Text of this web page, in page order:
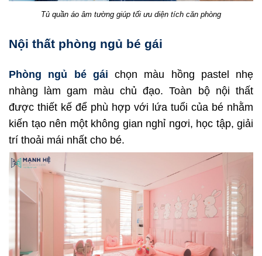
Tủ quần áo âm tường giúp tối ưu diện tích căn phòng
Nội thất phòng ngủ bé gái
Phòng ngủ bé gái chọn màu hồng pastel nhẹ
nhàng làm gam màu chủ đạo. Toàn bộ nội thất
được thiết kế để phù hợp với lứa tuổi của bé nhằm
kiến tạo nên một không gian nghỉ ngơi, học tập, giải
trí thoải mái nhất cho bé.